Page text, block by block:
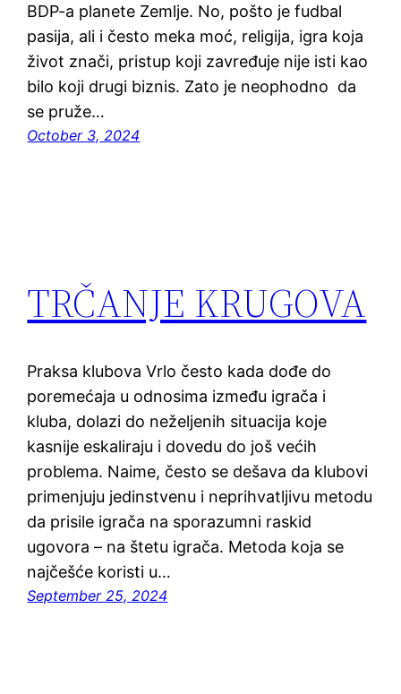
BDP-a planete Zemlje. No, pošto je fudbal
pasija, ali i često meka moć, religija, igra koja
život znači, pristup koji zavređuje nije isti kao
bilo koji drugi biznis. Zato je neophodno da
se pruže…
October 3, 2024
TRČANJE KRUGOVA
Praksa klubova Vrlo često kada dođe do
poremećaja u odnosima između igrača i
kluba, dolazi do neželjenih situacija koje
kasnije eskaliraju i dovedu do još većih
problema. Naime, često se dešava da klubovi
primenjuju jedinstvenu i neprihvatljivu metodu
da prisile igrača na sporazumni raskid
ugovora – na štetu igrača. Metoda koja se
najčešće koristi u…
September 25, 2024